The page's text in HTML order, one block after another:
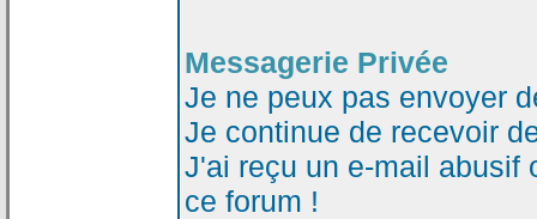
Messagerie Privée
Je ne peux pas envoyer
Je continue de recevoir
J'ai reçu un e-mail abusif
ce forum !